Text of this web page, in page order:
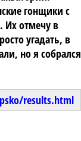
гонщики с
Их отмечу в
угадать, в
но я собрался
results.html